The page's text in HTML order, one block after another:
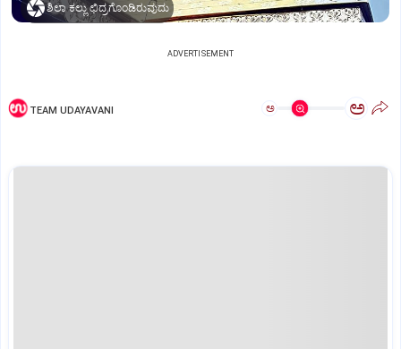
ಶಿಲಾ ಕಲ್ಲು ಛಿದ್ರಗೊಂಡಿರುವುದು
ADVERTISEMENT
TEAM UDAYAVANI ಅ ಅ